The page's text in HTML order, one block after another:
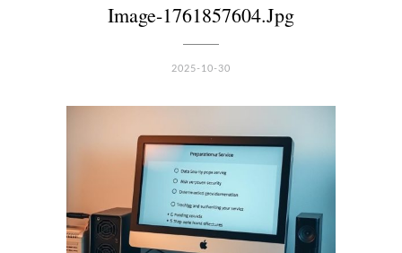
Image-1761857604.jpg
2025-10-30